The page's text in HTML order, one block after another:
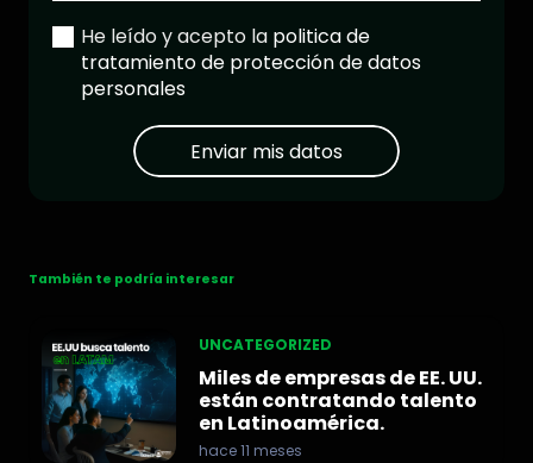
He leído y acepto la politica de
tratamiento de protección de datos
personales
Enviar mis datos
También te podría interesar
UNCATEGORIZED
Miles de empresas de EE. UU.
están contratando talento
en Latinoamérica.
hace 11 meses